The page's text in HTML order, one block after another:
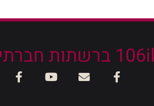
106il ברשתות חברתיות